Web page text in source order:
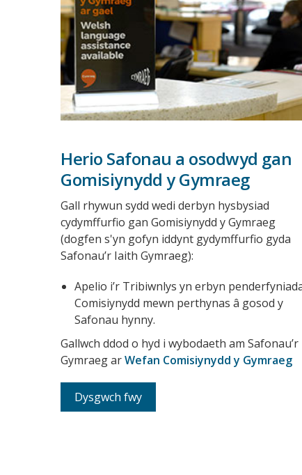
Herio Safonau a osodwyd gan
Gomisiynydd y Gymraeg
Gall rhywun sydd wedi derbyn hysbysiad
cydymffurfio gan Gomisiynydd y Gymraeg
(dogfen s'yn gofyn iddynt gydymffurfio gyda
Safonau’r Iaith Gymraeg):
Apelio i’r Tribiwnlys yn erbyn
Comisiynydd mewn perthynas â gosod y
Safonau hynny.
Gallwch ddod o hyd i wybodaeth am Safonau’r
Gymraeg arWefan Comisiynydd y Gymraeg
Dysgwch fwy